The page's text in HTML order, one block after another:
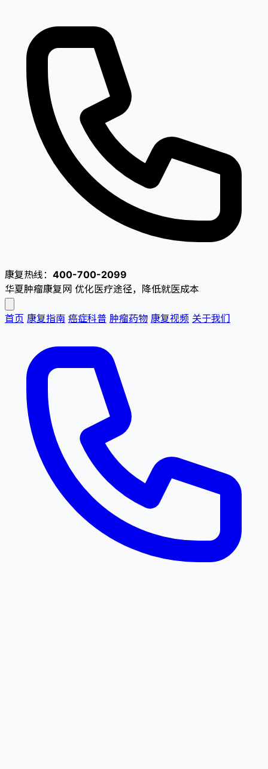
康复热线： 400-700-2099
华夏肿瘤康复网 优化医疗途径，降低就医成本
首页 康复指南 癌症科普 肿瘤药物 康复视频 关于我们